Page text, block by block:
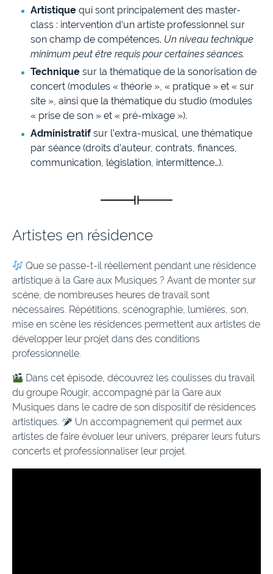
Artistique qui sont principalement des master-
class : intervention d’un artiste professionnel sur
son champ de compétences. Un niveau technique
minimum peut être requis pour certaines séances.
Technique sur la thématique de la sonorisation de
concert (modules « théorie », « pratique » et « sur
site », ainsi que la thématique du studio (modules
« prise de son » et « pré-mixage »).
Administratifsur l’extra-musical, une thématique
par séance (droits d’auteur, contrats, finances,
communication, législation, intermittence…).
Artistes en résidence
Que se passe-t-il réellement pendant une résidence
artistique à la Gare aux Musiques ? Avant de monter sur
scène, de nombreuses heures de travail sont
nécessaires. Répétitions, scénographie, lumières, son,
mise en scène les résidences permettent aux artistes de
développer leur projet dans des conditions
professionnelle.
Dans cet épisode, découvrez les coulisses du travail
du groupe Rougir, accompagné par la Gare aux
Musiques dans le cadre de son dispositif de résidences
artistiques.
Un accompagnement qui permet aux
artistes de faire évoluer leur univers, préparer leurs futurs
concerts et professionnaliser leur projet.